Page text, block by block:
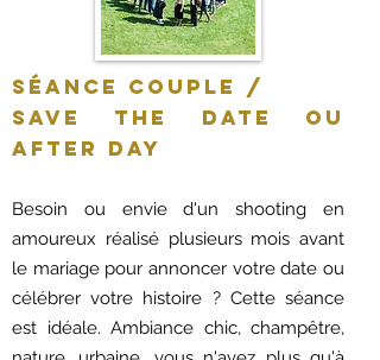
séance couple /
SAVE THE DATE ou
AFTER DAY
Besoin ou envie d'un shooting en
amoureux réalisé plusieurs mois avant
le mariage pour annoncer votre date ou
célébrer votre histoire ? Cette séance
est idéale. Ambiance chic, champêtre,